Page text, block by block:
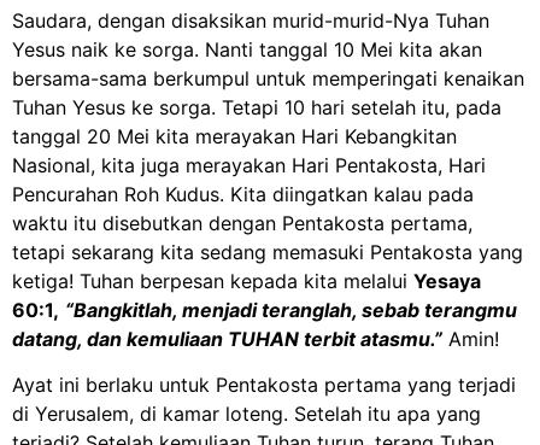
Saudara, dengan disaksikan murid-murid-Nya Tuhan
Yesus naik ke sorga. Nanti tanggal 10 Mei kita akan
bersama-sama berkumpul untuk memperingati kenaikan
Tuhan Yesus ke sorga. Tetapi 10 hari setelah itu, pada
tanggal 20 Mei kita merayakan Hari Kebangkitan
Nasional, kita juga merayakan Hari Pentakosta, Hari
Pencurahan Roh Kudus. Kita diingatkan kalau pada
waktu itu disebutkan dengan Pentakosta pertama,
tetapi sekarang kita sedang memasuki Pentakosta yang
ketiga! Tuhan berpesan kepada kita melalui Yesaya
60:1, “Bangkitlah, menjadi teranglah, sebab terangmu
datang, dan kemuliaan TUHAN terbit atasmu.” Amin!
Ayat ini berlaku untuk Pentakosta pertama yang terjadi
di Yerusalem, di kamar loteng. Setelah itu apa yang